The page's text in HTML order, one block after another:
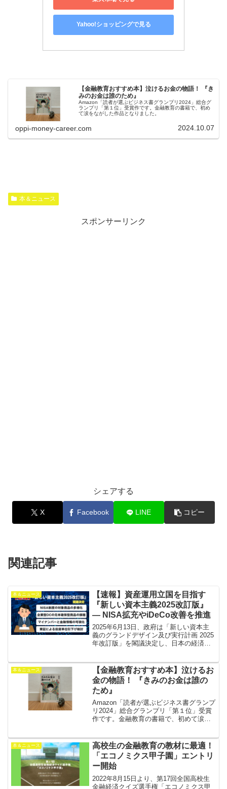
Yahoo!ショッピングで見る
【金融教育おすすめ本】泣けるお金の物語！ 『き
みのお金は誰のため』
Amazon「読者が選ぶビジネス書グランプリ2024」総合グ
ランプリ「第１位」受賞作です。金融教育の書籍で、初め
て涙をながした作品となりました。
oppi-money-career.com 2024.10.07
本＆ニュース
スポンサーリンク
シェアする
X Facebook LINE コピー
関連記事
本＆ニュース
【速報】資産運用立国を目指す
『新しい資本主義2025改訂版』
― NISA拡充やiDeCo改善を推進
2025年6月13日、政府は「新しい資本主
義のグランドデザイン及び実行計画 2025
年改訂版」を閣議決定し、日本の経済財
た。本改訂版は、国民の安定的な資産形
成を強力に支援...
本＆ニュース
【金融教育おすすめ本】泣けるお
金の物語！ 『きみのお金は誰の
ため』
Amazon「読者が選ぶビジネス書グランプ
リ2024」総合グランプリ「第１位」受賞
作です。金融教育の書籍で、初めて涙を
本＆ニュース
高校生の金融教育の教材に最適！
「エコノミクス甲子園」エントリ
ー開始
2022年8月15日より、第17回全国高校生
金融経済クイズ選手権「エコノミクス甲